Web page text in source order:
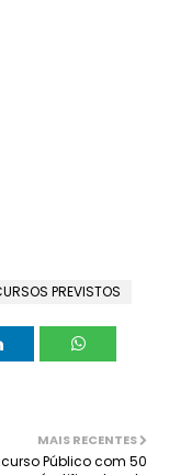
PREVISTOS
MAIS RECENTES
Público com 50